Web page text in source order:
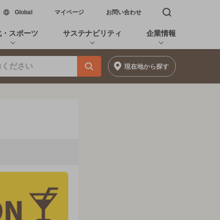
Global新しいウィンドウで開く
マイページ お問い合わせ 検索窓を開く
スポーツ サステナビリティ 企業情報
現在地から探す